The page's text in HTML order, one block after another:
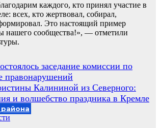
каждого, кто принял участие в
всех, кто жертвовал, собирал,
Это настоящий пример
нашего сообщества!», — отметили
заседание комиссии по
правонарушений
Калининой из Северного:
и волшебство праздника в Кремле